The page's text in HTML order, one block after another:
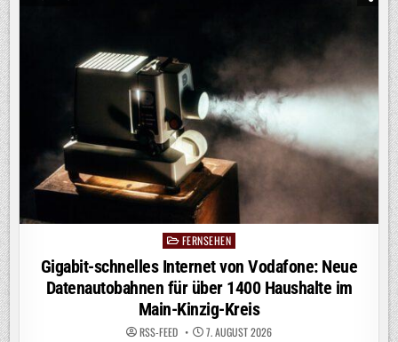
ANNHEIMS A
UFTAKTSIEG: S
CHIEDSRICHTERIN M
ICHEL S
ELBSTKRITISCH, K
LOS Z
IEHT H
UT –
E
NDE S
AUER A
UF S
BRUTAL S
CHLECHTE 1
. H
ALBZEIT“
Posted
in
FERNSEHEN
Gigabit-schnelles Internet von Vodafone: Neue
Datenautobahnen für über 1400 Haushalte im
Main-Kinzig-Kreis
RSS-FEED 7. AUGUST 2026